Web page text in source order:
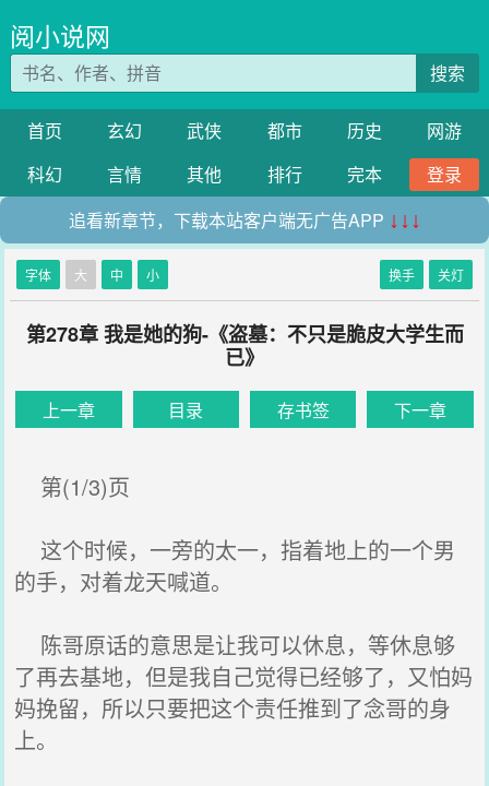
阅小说网
搜索
首页 玄幻 武侠 都市 历史
网游
科幻
言情 其他 排行 完本
登录
追看新章节，下载本站客户端无广告APP ↓↓↓
字体 大 中 小 换手 关灯
第278章 我是她的狗-《盗墓：不只是脆皮大学生而
已》
上一章 目录 存书签 下一章
第(1/3)页
这个时候，一旁的太一，指着地上的一个男
的手，对着龙天喊道。
陈哥原话的意思是让我可以休息，等休息够
了再去基地，但是我自己觉得已经够了，又怕妈
妈挽留，所以只要把这个责任推到了念哥的身
上。